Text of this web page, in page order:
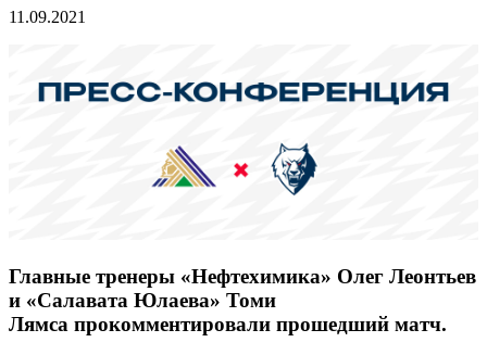
11.09.2021
Главные тренеры «Нефтехимика» Олег Леонтьев
и «Салавата Юлаева» Томи
Лямса прокомментировали прошедший матч.